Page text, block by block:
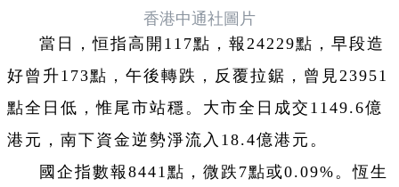
香港中通社圖片
當日，恒指高開117點，報24229點，早段造
好曾升173點，午後轉跌，反覆拉鋸，曾見23951
點全日低，惟尾市站穩。大市全日成交1149.6億
港元，南下資金逆勢淨流入18.4億港元。
國企指數報8441點，微跌7點或0.09%。恆生